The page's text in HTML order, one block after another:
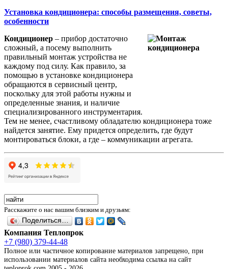
Установка кондиционера: способы размещения, советы,
особенности
Кондиционер – прибор достаточно
сложный, а посему выполнить
правильный монтаж устройства не
каждому под силу. Как правило, за
помощью в установке кондиционера
обращаются в сервисный центр,
поскольку для этой работы нужны и
определенные знания, и наличие
специализированного инструментария.
Тем не менее, счастливому обладателю кондиционера тоже
найдется занятие. Ему придется определить, где будут
монтироваться блоки, а где – коммуникации агрегата.
Расскажите о нас вашим близким и друзьям:
Поделиться…
Компания Теплопрок
+7 (980) 379-44-48
Полное или частичное копирование материалов запрещено, при
использовании материалов сайта необходима ссылка на сайт